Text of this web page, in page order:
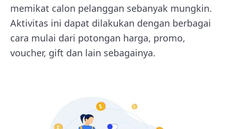
memikat calon pelanggan sebanyak mungkin.
Aktivitas ini dapat dilakukan dengan berbagai
cara mulai dari potongan harga, promo,
voucher, gift dan lain sebagainya.